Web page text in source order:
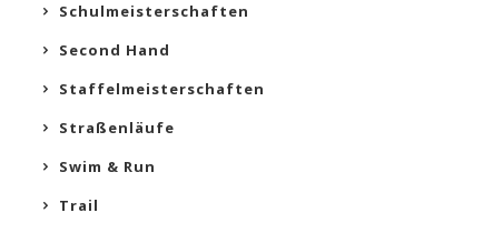
Schulmeisterschaften
Second Hand
Staffelmeisterschaften
Straßenläufe
Swim & Run
Trail